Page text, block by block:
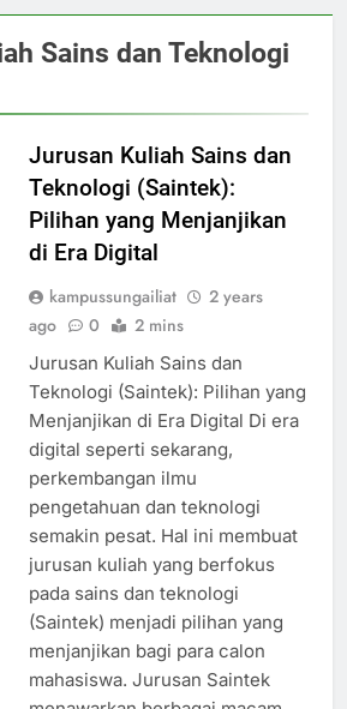
Sains dan Teknologi
Jurusan Kuliah Sains dan
Teknologi (Saintek):
Pilihan yang Menjanjikan
di Era Digital
kampussungailiat
2 years
ago
0 2 mins
Jurusan Kuliah Sains dan
Teknologi (Saintek): Pilihan yang
Menjanjikan di Era Digital Di era
digital seperti sekarang,
perkembangan ilmu
pengetahuan dan teknologi
semakin pesat. Hal ini membuat
jurusan kuliah yang berfokus
pada sains dan teknologi
(Saintek) menjadi pilihan yang
menjanjikan bagi para calon
mahasiswa. Jurusan Saintek